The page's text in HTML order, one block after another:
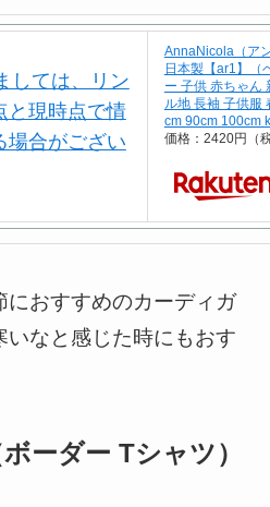
AnnaNicola（ア
日本製【ar1】（
ー 子供 赤ちゃん
ル地 長袖 子供服
cm 90cm 100cm
価格：2420円（
におすすめのカーディガ
いなと感じた時にもおす
ーダー Tシャツ）